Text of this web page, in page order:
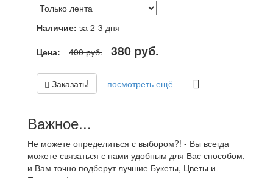
Наличие: за 2-3 дня
Цена:
400руб. 380 руб.
Заказать! посмотреть ещё
Важное...
Не можете определиться с выбором?! - Вы всегда
можете связаться с нами удобным для Вас способом,
и Вам точно подберут лучшие Букеты, Цветы и